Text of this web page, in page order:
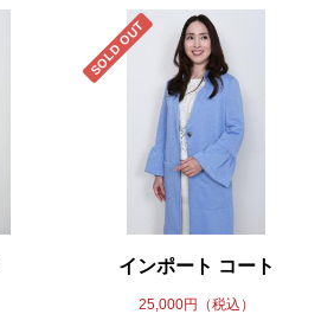
SOLD OUT
インポート コート
25,000円（税込）